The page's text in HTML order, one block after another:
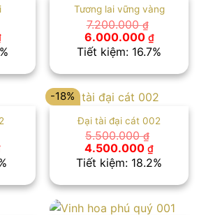
Giá
hiện
tại
6.000.000 ₫.
Tương lai vững vàng
7.200.000₫
Giá
gốc
là:
6.000.000 ₫Giá
hiện
tại
Tiết kiệm: 16.7%
Giá
hiện
tại
5.500.000 ₫.
-18%
Đại tài đại cát 002
5.500.000₫
Giá
gốc
là:
4.500.000 ₫Giá
hiện
tại
Tiết kiệm: 18.2%